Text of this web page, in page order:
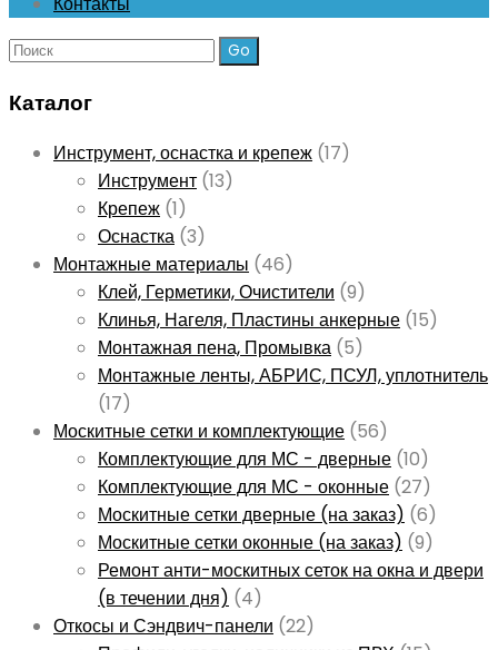
Поиск:
Каталог
Инструмент, оснастка и крепеж (17)
Инструмент (13)
Крепеж (1)
Оснастка (3)
Монтажные материалы (46)
Клей, Герметики, Очистители (9)
Клинья, Нагеля, Пластины анкерные (15)
Монтажная пена, Промывка (5)
Монтажные ленты, АБРИС, ПСУЛ, уплотнитель
(17)
Москитные сетки и комплектующие (56)
Комплектующие для МС - дверные (10)
Комплектующие для МС - оконные (27)
Москитные сетки дверные (на заказ) (6)
Москитные сетки оконные (на заказ) (9)
Ремонт анти-москитных сеток на окна и двери
(в течении дня) (4)
Откосы и Сэндвич-панели (22)